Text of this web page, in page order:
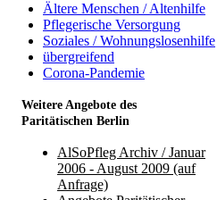
Ältere Menschen / Altenhilfe
Pflegerische Versorgung
Soziales / Wohnungslosenhilfe
übergreifend
Corona-Pandemie
Weitere Angebote des
Paritätischen Berlin
AlSoPfleg Archiv / Januar
2006 - August 2009 (auf
Anfrage)